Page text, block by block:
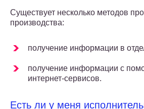
Существует несколько методов
производства:
получение информации в
получение информации с
интернет-сервисов.
Есть ли у меня